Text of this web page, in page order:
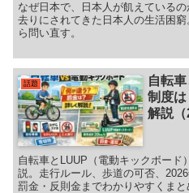
なぜ日本で、日本人が飢えている
去りにされてきた日本人の生活困
ら問い直す。
話題
自転
制度は
解説（
自転車とLUUP（電動キックボード
説。走行ルール、歩道の可否、
罰金・反則金までわかりやすくまと